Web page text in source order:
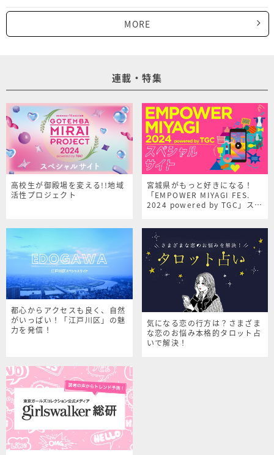
MORE
連載・特集
高校生が御殿場を変える!!地域
活性プロジェクト
宮城県がもっと好きになる！
「EMPOWER MIYAGI FES.
2024 powered by TGC」スペ
都心からアクセスも良く、自然
がいっぱい！「江戸川区」の魅
力を発信！
気になる恋の行方は？さまざま
な恋のお悩み本格的タロット占
いで解決！